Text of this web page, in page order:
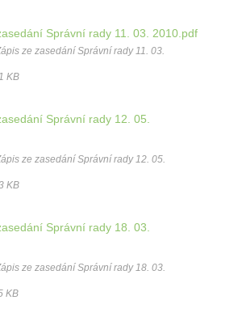
Správní rady 11. 03. 2010.pdf
ze zasedání Správní rady 11. 03.
KB
Správní rady 12. 05.
ze zasedání Správní rady 12. 05.
KB
Správní rady 18. 03.
ze zasedání Správní rady 18. 03.
KB